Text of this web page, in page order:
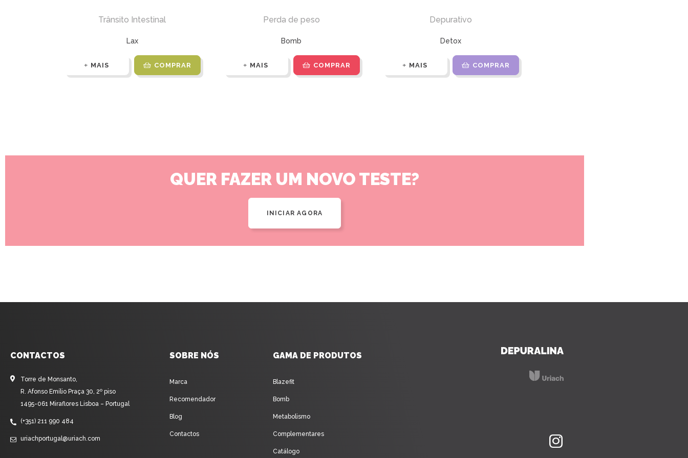
Trânsito Intestinal
Lax
MAIS COMPRAR
Perda de peso
Bomb
MAIS COMPRAR
Depurativo
Detox
MAIS COMPRAR
QUER FAZER UM NOVO TESTE?
INICIAR AGORA
CONTACTOS
Torre de Monsanto,
R. Afonso Emílio Praça 30, 2º piso
1495-061 Miraflores Lisboa – Portugal
(+351) 211 990 484
uriachportugal@uriach.com
SOBRE NÓS
Marca
Recomendador
Blog
Contactos
GAMA DE PRODUTOS
Blazefit
Bomb
Metabolismo
Complementares
Catálogo